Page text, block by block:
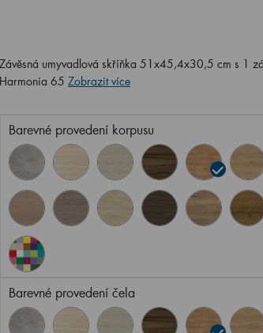
Závěsná umyvadlová skříňka 51x45,4x30,5 cm s 1
Harmonia 65 Zobrazit více
Barevné provedení korpusu
Barevné provedení čela